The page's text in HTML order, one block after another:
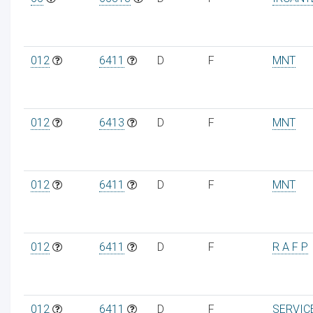
012 6411 D F MNT
012 6413 D F MNT
012 6411 D F MNT
012 6411 D F R A F P
012 6411 D F